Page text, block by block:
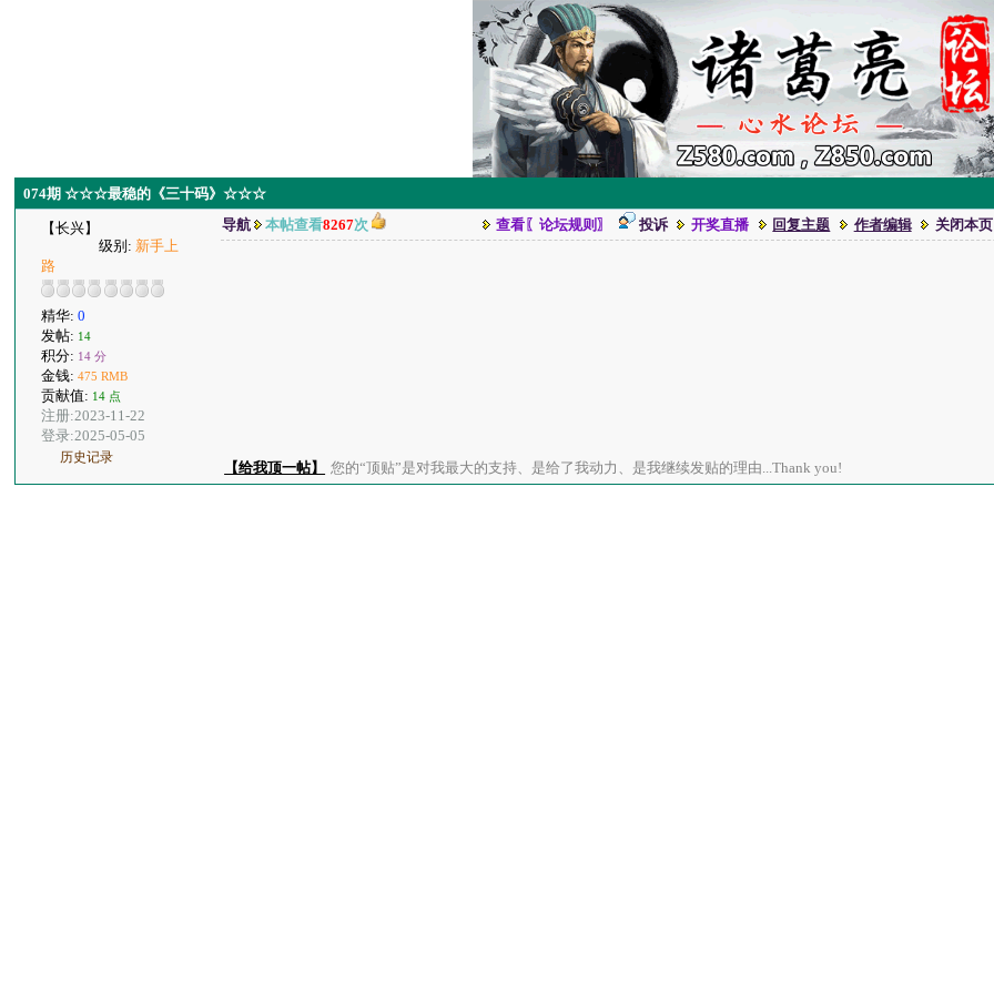
074期 ☆☆☆最稳的《三十码》☆☆☆
【长兴】
级别: 新手上
路
精华:0
发帖: 14
积分: 14 分
金钱:475 RMB
贡献值: 14 点
注册:2023-11-22
登录:2025-05-05
历史记录
导航 本帖查看8267次 查看〖论坛规则〗 投诉 开奖直播 回复主题 作者编辑 关闭本页
【给我顶一帖】 您的“顶贴”是对我最大的支持、是给了我动力、是我继续发贴的理由...Thank you!